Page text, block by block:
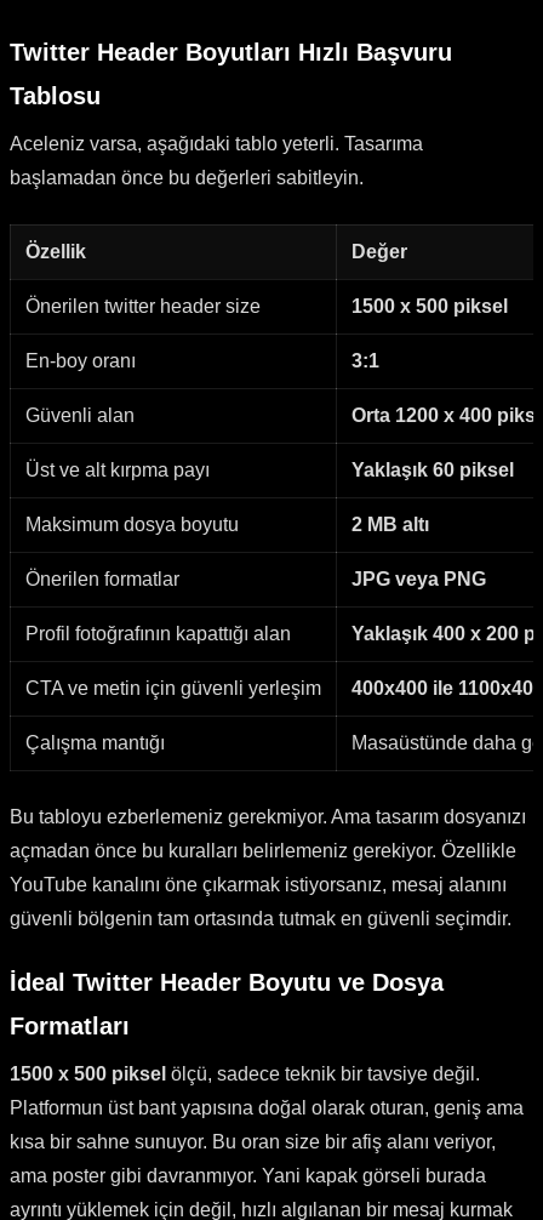
Twitter Header Boyutları Hızlı Başvuru
Tablosu
Aceleniz varsa, aşağıdaki tablo yeterli. Tasarıma
başlamadan önce bu değerleri sabitleyin.
Özellik Değer
Önerilen twitter header size 1500 x 500 piksel
En-boy oranı 3:1
Güvenli alan Orta 1200 x 400
Üst ve alt kırpma payı Yaklaşık 60 piksel
Maksimum dosya boyutu 2 MB altı
Önerilen formatlar JPG veya PNG
Profil fotoğrafının kapattığı alan Yaklaşık 400 x 200
CTA ve metin için güvenli yerleşim 400x400 ile 1100x400
Çalışma mantığı Masaüstünde daha
Bu tabloyu ezberlemeniz gerekmiyor. Ama tasarım dosyanızı
açmadan önce bu kuralları belirlemeniz gerekiyor. Özellikle
YouTube kanalını öne çıkarmak istiyorsanız, mesaj alanını
güvenli bölgenin tam ortasında tutmak en güvenli seçimdir.
İdeal Twitter Header Boyutu ve Dosya
Formatları
1500 x 500 piksel ölçü, sadece teknik bir tavsiye değil.
Platformun üst bant yapısına doğal olarak oturan, geniş ama
kısa bir sahne sunuyor. Bu oran size bir afiş alanı veriyor,
ama poster gibi davranmıyor. Yani kapak görseli burada
ayrıntı yüklemek için değil, hızlı algılanan bir mesaj kurmak